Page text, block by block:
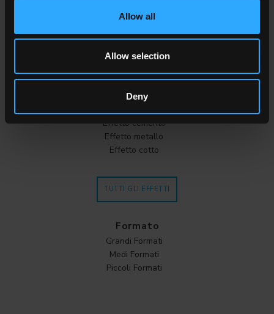
Allow all
Allow selection
Deny
Effetto Marmo
Effetto pietra
Effetto cemento
Effetto metallo
Effetto cotto
TUTTI GLI EFFETTI
Formato
Grandi Formati
Medi Formati
Piccoli Formati